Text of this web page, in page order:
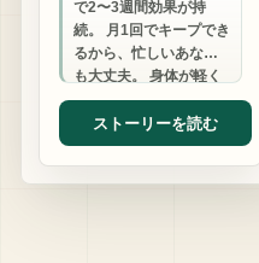
で2〜3週間効果が持
続。 月1回でキープでき
るから、忙しいあなた
も大丈夫。 身体が軽く
なると、人生が変わり
ます。
ストーリーを読む